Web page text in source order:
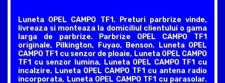
Luneta OPEL CAMPO TF1. Preturi parbrize vinde,
livreaza si monteaza la domiciliul clientului o gama
larga de parbrize. Parbrize OPEL CAMPO TF1
originale, Pilkington, Fuyao, Benson. Luneta OPEL
CAMPO TF1 cu senzor de ploaie, Luneta OPEL CAMPO
TF1 cu senzor lumina, Luneta OPEL CAMPO TF1 cu
incalzire, Luneta OPEL CAMPO TF1 cu antena radio
incorporata, Luneta OPEL CAMPO TF1 cu parasolar.